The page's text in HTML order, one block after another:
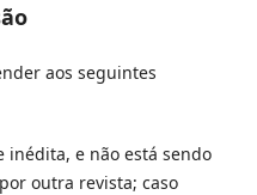
aos seguintes
e não está sendo
outra revista; caso